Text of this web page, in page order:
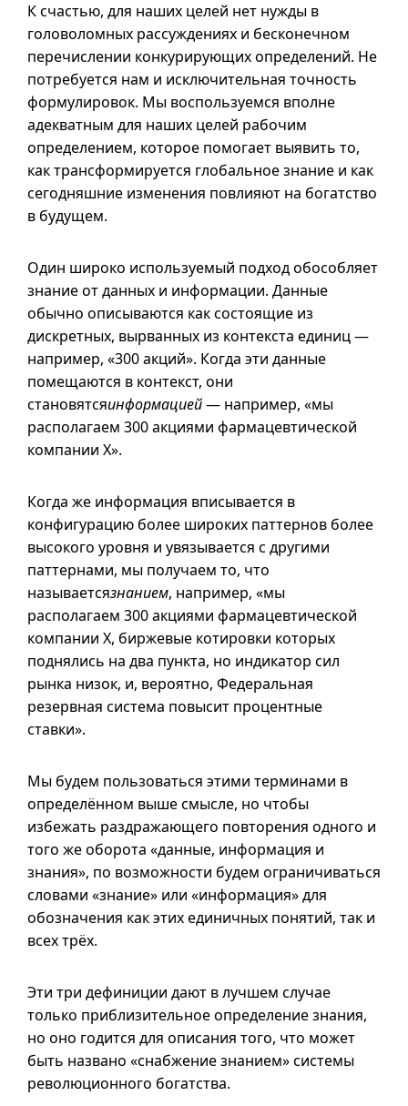
К счастью, для наших целей нет нужды в
головоломных рассуждениях и бесконечном
перечислении конкурирующих определений. Не
потребуется нам и исключительная точность
формулировок. Мы воспользуемся вполне
адекватным для наших целей рабочим
определением, которое помогает выявить то,
как трансформируется глобальное знание и как
сегодняшние изменения повлияют на богатство
в будущем.
Один широко используемый подход обособляет
знание от данных и информации. Данные
обычно описываются как состоящие из
дискретных, вырванных из контекста единиц —
например, «300 акций». Когда эти данные
помещаются в контекст, они
становятсяинформацией— например, «мы
располагаем 300 акциями фармацевтической
компании X».
Когда же информация вписывается в
конфигурацию более широких паттернов более
высокого уровня и увязывается с другими
паттернами, мы получаем то, что
называетсязнанием, например, «мы
располагаем 300 акциями фармацевтической
компании X, биржевые котировки которых
поднялись на два пункта, но индикатор сил
рынка низок, и, вероятно, Федеральная
резервная система повысит процентные
ставки».
Мы будем пользоваться этими терминами в
определённом выше смысле, но чтобы
избежать раздражающего повторения одного и
того же оборота «данные, информация и
знания», по возможности будем ограничиваться
словами «знание» или «информация» для
обозначения как этих единичных понятий, так и
всех трёх.
Эти три дефиниции дают в лучшем случае
только приблизительное определение знания,
но оно годится для описания того, что может
быть названо «снабжение знанием» системы
революционного богатства.